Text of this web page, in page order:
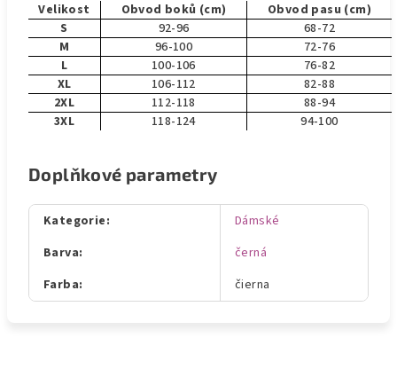
Velikost Obvod boků (cm)
Obvod pasu (cm)
S
92-96
68-72
M
96-100
72-76
L
100-106
76-82
XL
106-112
82-88
2XL
112-118
88-94
3XL
118-124 94-100
Doplňkové parametry
Kategorie:
Dámské
Barva:
černá
Farba: čierna